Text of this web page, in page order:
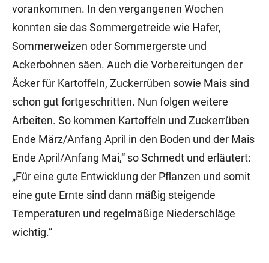
vorankommen. In den vergangenen Wochen
konnten sie das Sommergetreide wie Hafer,
Sommerweizen oder Sommergerste und
Ackerbohnen säen. Auch die Vorbereitungen der
Äcker für Kartoffeln, Zuckerrüben sowie Mais sind
schon gut fortgeschritten. Nun folgen weitere
Arbeiten. So kommen Kartoffeln und Zuckerrüben
Ende März/Anfang April in den Boden und der Mais
Ende April/Anfang Mai,“ so Schmedt und erläutert:
„Für eine gute Entwicklung der Pflanzen und somit
eine gute Ernte sind dann mäßig steigende
Temperaturen und regelmäßige Niederschläge
wichtig.“